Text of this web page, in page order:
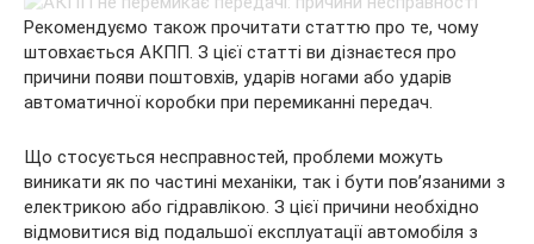
Рекомендуємо також прочитати статтю про те, чому
штовхається АКПП. З цієї статті ви дізнаєтеся про
причини появи поштовхів, ударів ногами або ударів
автоматичної коробки при перемиканні передач.
Що стосується несправностей, проблеми можуть
виникати як по частині механіки, так і бути пов’язаними з
електрикою або гідравлікою. З цієї причини необхідно
відмовитися від подальшої експлуатації автомобіля з